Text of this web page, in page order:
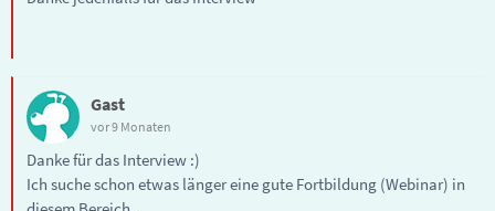
Gast
vor 9 Monaten
Danke für das Interview :)
Ich suche schon etwas länger eine gute Fortbildung (Webinar) in